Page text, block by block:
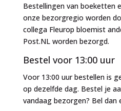
Bestellingen van boeketten
onze bezorgregio worden
collega Fleurop bloemist
Post.NL worden bezorgd.
Bestel voor 13:00 uur
Voor 13:00 uur bestellen is
op dezelfde dag. Bestel je
vandaag bezorgen? Bel dan